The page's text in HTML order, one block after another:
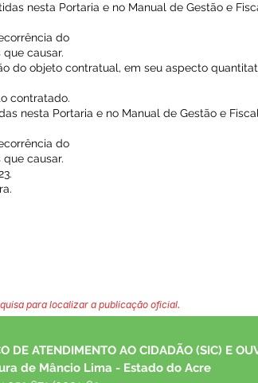
nesta Portaria e no Manual de Gestão e
do
causar.
do objeto contratual, em seu aspecto
contratado.
nesta Portaria e no Manual de Gestão e
do
causar.
para localizar a publicação oficial.
DE ATENDIMENTO AO CIDADÃO (SIC) E
de Mâncio Lima - Estado do Acre